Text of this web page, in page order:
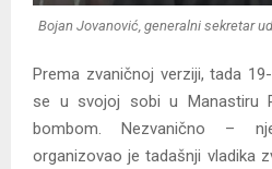
Bojan Jovanović, generalni sekretar
Prema zvaničnoj verziji, tada
se u svojoj sobi u Manastiru
bombom. Nezvanično –
organizovao je tadašnji vladika